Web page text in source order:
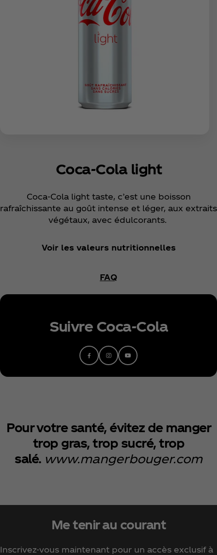
Coca‑Cola light
Coca‑Cola light taste, c’est une boisson
rafraîchissante au goût intense et léger, aux extraits
végétaux, avec édulcorants.
Voir les valeurs nutritionnelles
FAQ
Suivre Coca‑Cola
Pour votre santé, évitez de manger
trop gras, trop sucré, trop
salé. www.mangerbouger.com
Me tenir au courant
Inscrivez-vous maintenant pour un accès exclusif à